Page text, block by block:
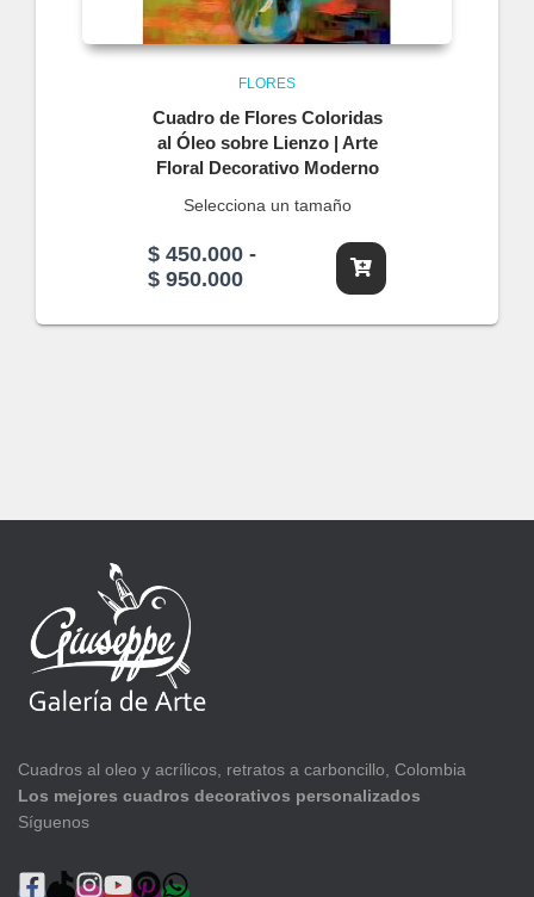
FLORES
Cuadro de Flores Coloridas
al Óleo sobre Lienzo | Arte
Floral Decorativo Moderno
Selecciona un tamaño
$ 450.000 -
$ 950.000Rango
precios:
Cuadros al oleo y acrílicos, retratos a carboncillo, Colombia
Los mejores cuadros decorativos personalizados
Síguenos